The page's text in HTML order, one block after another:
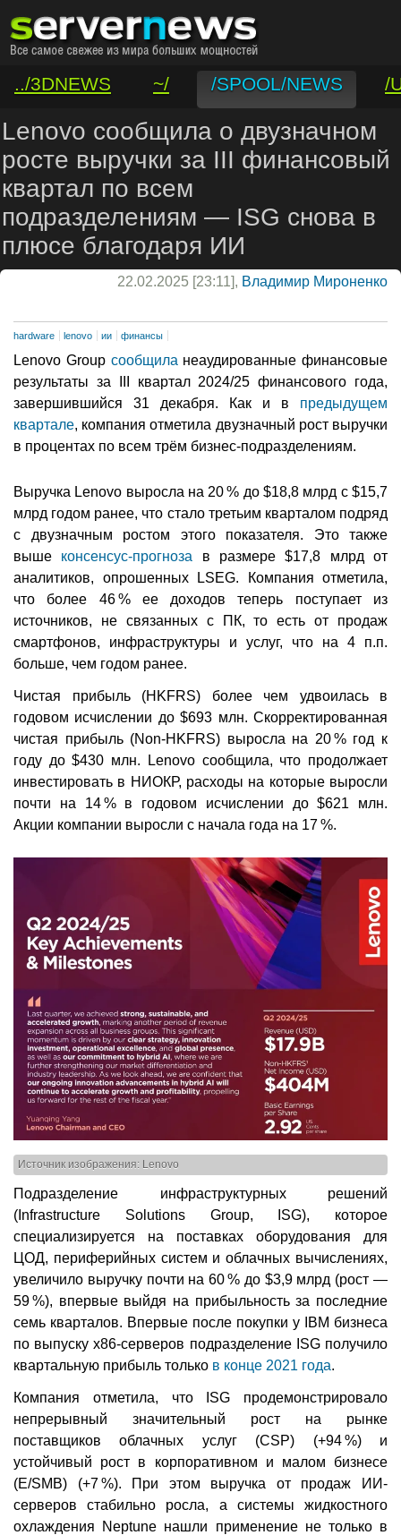
../3DNEWS ~/ /SPOOL/NEWS
/
/VAR/CONTACT
Lenovo сообщила о двузначном
росте выручки за III финансовый
квартал по всем
подразделениям — ISG снова в
плюсе благодаря ИИ
22.02.2025 [23:11], Владимир Мироненко
hardware lenovo ии финансы
Lenovo Group сообщила неаудированные финансовые
результаты за III квартал 2024/25 финансового года,
завершившийся 31 декабря. Как и в предыдущем
квартале, компания отметила двузначный рост выручки
в процентах по всем трём бизнес-подразделениям.
Выручка Lenovo выросла на 20 % до $18,8 млрд с $15,7
млрд годом ранее, что стало третьим кварталом подряд
с двузначным ростом этого показателя. Это также
выше консенсус-прогноза в размере $17,8 млрд от
аналитиков, опрошенных LSEG. Компания отметила,
что более 46 % ее доходов теперь поступает из
источников, не связанных с ПК, то есть от продаж
смартфонов, инфраструктуры и услуг, что на 4 п.п.
больше, чем годом ранее.
Чистая прибыль (HKFRS) более чем удвоилась в
годовом исчислении до $693 млн. Скорректированная
чистая прибыль (Non-HKFRS) выросла на 20 % год к
году до $430 млн. Lenovo сообщила, что продолжает
инвестировать в НИОКР, расходы на которые выросли
почти на 14 % в годовом исчислении до $621 млн.
Акции компании выросли с начала года на 17 %.
Источник изображения: Lenovo
Подразделение инфраструктурных решений
(Infrastructure Solutions Group, ISG), которое
специализируется на поставках оборудования для
ЦОД, периферийных систем и облачных вычислениях,
увеличило выручку почти на 60 % до $3,9 млрд (рост —
59 %), впервые выйдя на прибыльность за последние
семь кварталов. Впервые после покупки у IBM бизнеса
по выпуску x86-серверов подразделение ISG получило
квартальную прибыль только в конце 2021 года.
Компания отметила, что ISG продемонстрировало
непрерывный значительный рост на рынке
поставщиков облачных услуг (CSP) (+94 %) и
устойчивый рост в корпоративном и малом бизнесе
(E/SMB) (+7 %). При этом выручка от продаж ИИ-
серверов стабильно росла, а системы жидкостного
охлаждения Neptune нашли применение не только в